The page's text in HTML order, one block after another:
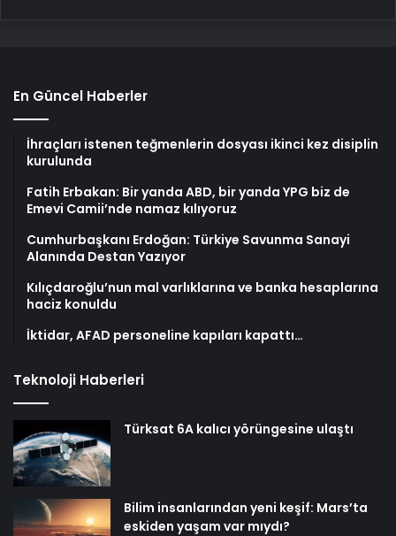
En Güncel Haberler
İhraçları istenen teğmenlerin dosyası ikinci kez disiplin
kurulunda
Fatih Erbakan: Bir yanda ABD, bir yanda YPG biz de
Emevi Camii’nde namaz kılıyoruz
Cumhurbaşkanı Erdoğan: Türkiye Savunma Sanayi
Alanında Destan Yazıyor
Kılıçdaroğlu’nun mal varlıklarına ve banka hesaplarına
haciz konuldu
İktidar, AFAD personeline kapıları kapattı…
Teknoloji Haberleri
Türksat 6A kalıcı yörüngesine ulaştı
Bilim insanlarından yeni keşif: Mars’ta
eskiden yaşam var mıydı?